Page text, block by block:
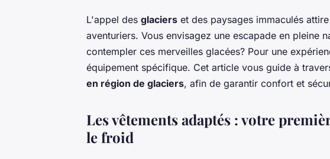
L'appel des glaciers et des paysages immaculés
aventuriers. Vous envisagez une escapade en pleine
contempler ces merveilles glacées? Pour une
équipement spécifique. Cet article vous guide à
en région de glaciers, afin de garantir confort et
Les vêtements adaptés : votre
le froid